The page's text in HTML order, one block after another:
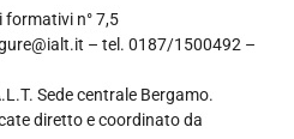
formativi n° 7,5
– tel. 0187/1500492 –
Sede centrale Bergamo.
diretto e coordinato da